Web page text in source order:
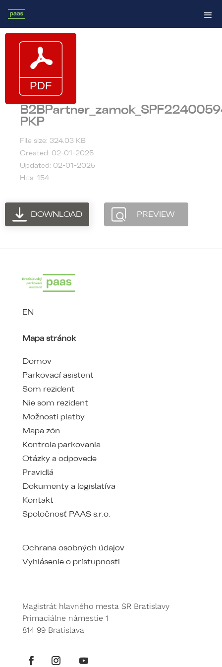
PKP
File size: 324.03 KB
Created: 02-01-2025
Updated: 02-01-2025
Hits: 154
DOWNLOAD PREVIEW
EN
Mapa stránok
Domov
Parkovací asistent
Som rezident
Nie som rezident
Možnosti platby
Mapa zón
Kontrola parkovania
Otázky a odpovede
Pravidlá
Dokumenty a legislatíva
Kontakt
Spoločnosť PAAS s.r.o.
Ochrana osobných údajov
Vyhlásenie o prístupnosti
Magistrát hlavného mesta SR Bratislavy
Primaciálne námestie 1
814 99 Bratislava